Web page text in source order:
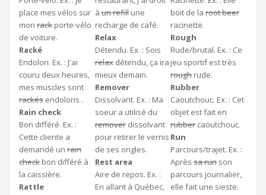
place mes vélos sur
monrackporte-vélo
de voiture.
Racké
Endolori. Ex. : J'ai
couru deux heures,
mes muscles sont
rackésendoloris .
Rain check
Bon différé. Ex. :
Cette cliente a
demandé unrain
checkbon différé à
la caissière.
Rattle
àun refillune
recharge de café.
Relax
Détendu. Ex. : Sois
relaxdétendu, ça ira
mieux demain.
Remover
Dissolvant. Ex. : Ma
soeur a utilisé du
removerdissolvant
pour retirer le vernis
de ses ongles.
Rest area
Aire de repos. Ex. :
En allant à Québec,
boit de la root beer
racinette.
Rough
Rude/brutal. Ex. : Ce
jeu sportif est très
roughrude.
Rubber
Caoutchouc. Ex. : Cet
objet est fait en
rubbercaoutchouc.
Run
Parcours/trajet. Ex. :
Après sa runson
parcours journalier,
elle fait une sieste.